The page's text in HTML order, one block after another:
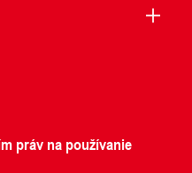
práv na používanie